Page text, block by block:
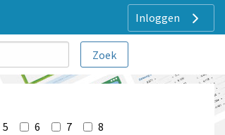
Inloggen
5 6 7 8